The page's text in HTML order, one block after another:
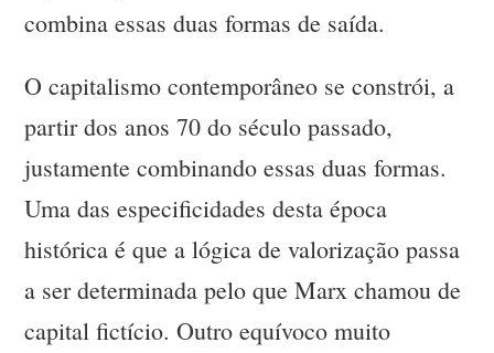
combina essas duas formas de saída.
O capitalismo contemporâneo se constrói, a
partir dos anos 70 do século passado,
justamente combinando essas duas formas.
Uma das especificidades desta época
histórica é que a lógica de valorização passa
a ser determinada pelo que Marx chamou de
capital fictício. Outro equívoco muito